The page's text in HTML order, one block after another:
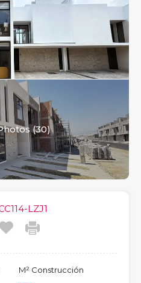
(30)
LZJ1
M² Construcción